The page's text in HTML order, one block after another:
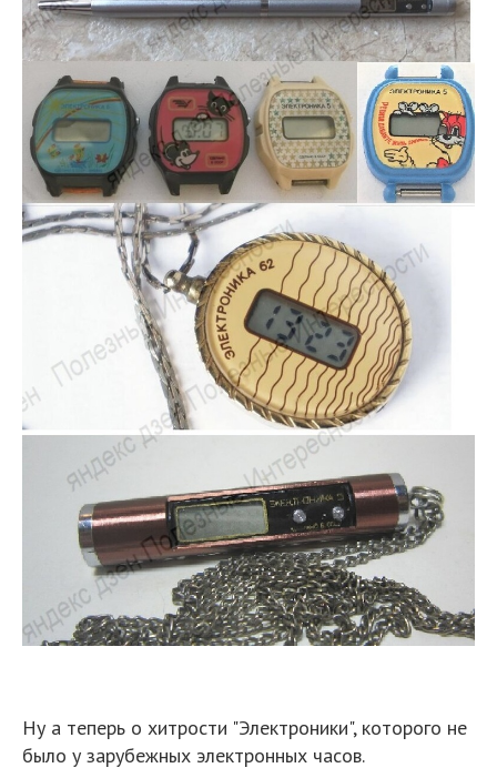
Ну а теперь о хитрости "Электроники", которого не
было у зарубежных электронных часов.